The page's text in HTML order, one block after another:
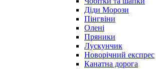
Діди Морози
Пінгвіни
Олені
Пряники
Лускунчик
Новорічний експрес
Канатна дорога